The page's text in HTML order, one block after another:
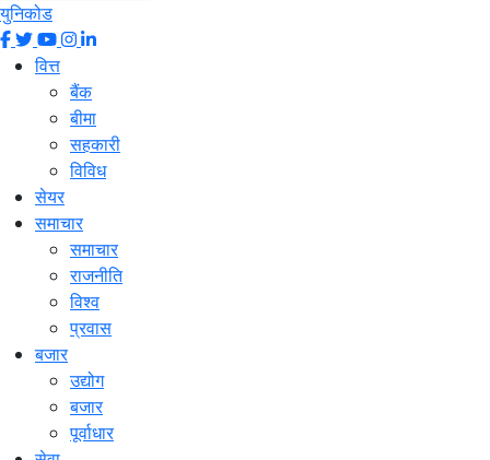
युनिकोड
वित्त
बैंक
बीमा
सहकारी
विविध
सेयर
समाचार
समाचार
राजनीति
विश्व
प्रवास
बजार
उद्योग
बजार
पूर्वाधार